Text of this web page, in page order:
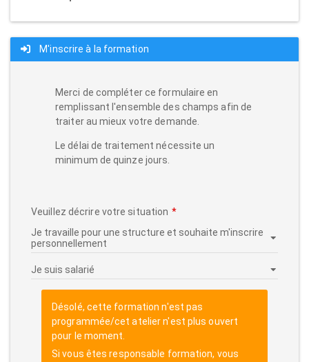
M'inscrire à la formation
Merci de compléter ce formulaire en
remplissant l'ensemble des champs afin de
traiter au mieux votre demande.
Le délai de traitement nécessite un
minimum de quinze jours.
Veuillez décrire votre situation
Désolé, cette formation n'est pas
programmée/cet atelier n'est plus ouvert
pour le moment.
Si vous êtes responsable formation, vous